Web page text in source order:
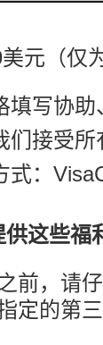
元（仅
写协助
们接受
式：
这些福
前，请
定的第